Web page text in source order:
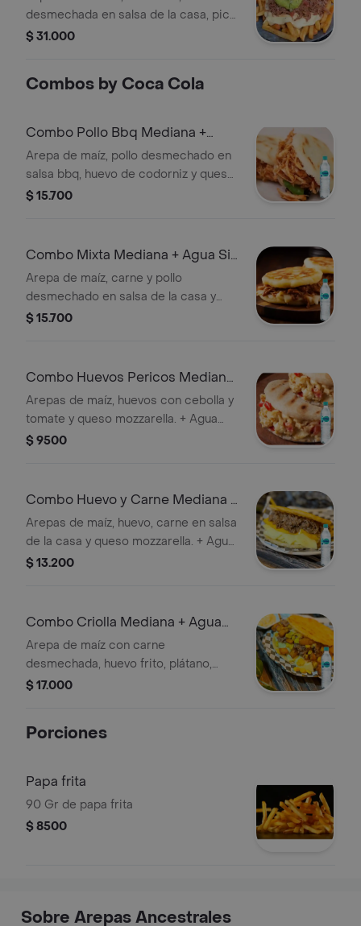
desmechada en salsa de la casa, pico
de gallo, huevos de codorniz, salsas
$ 31.000
Combos by Coca Cola
Combo Pollo Bbq Mediana +
Agua Sin Gas
Arepa de maíz, pollo desmechado en
salsa bbq, huevo de codorniz y queso
mozzarella gratinado. + Agua brisa sin
$ 15.700
Combo Mixta Mediana + Agua Sin
Gas
Arepa de maíz, carne y pollo
desmechado en salsa de la casa y
queso mozzarella gratinado. + Agua
$ 15.700
Combo Huevos Pericos Mediana
+ Agua Sin Gas
Arepas de maíz, huevos con cebolla y
tomate y queso mozzarella. + Agua
brisa sin gas 600 ml
$ 9500
Combo Huevo y Carne Mediana +
Agua Sin Gas
Arepas de maíz, huevo, carne en salsa
de la casa y queso mozzarella. + Agua
brisa sin gas 600 ml
$ 13.200
Combo Criolla Mediana + Agua
Sin Gas
Arepa de maíz con carne
desmechada, huevo frito, plátano,
maíz tierno y queso mozzarella + Agua
$ 17.000
Porciones
Papa frita
90 Gr de papa frita
$ 8500
Sobre Arepas Ancestrales